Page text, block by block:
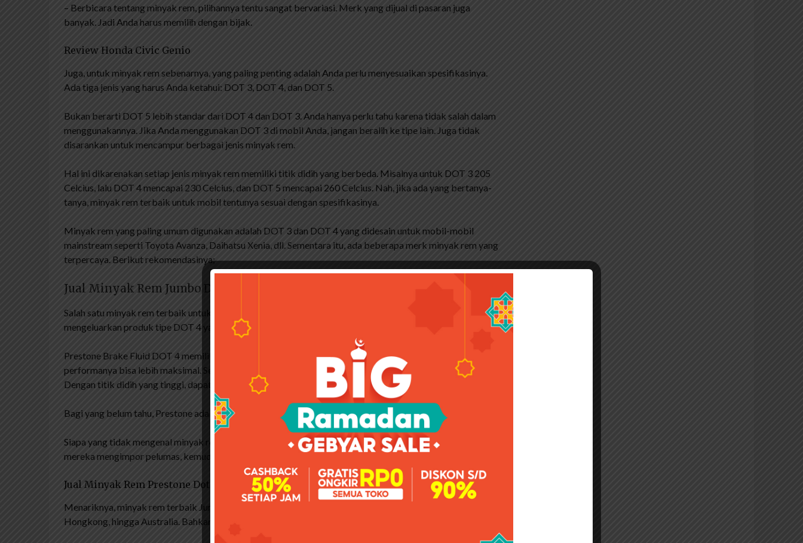
– Berbicara tentang minyak rem, pilihannya tentu sangat bervariasi. Merk yang dijual di pasaran juga
banyak. Jadi Anda harus memilih dengan bijak.
Review Honda Civic Genio
Juga, untuk minyak rem sebenarnya, yang paling penting adalah Anda perlu menyesuaikan spesifikasinya.
Ada tiga jenis yang harus Anda ketahui: DOT 3, DOT 4, dan DOT 5.
Bukan berarti DOT 5 lebih standar dari DOT 4 dan DOT 3. Anda hanya perlu tahu karena tidak salah dalam
menggunakannya. Jika Anda menggunakan DOT 3 di mobil Anda, jangan beralih ke tipe lain. Juga tidak
disarankan untuk mencampur berbagai jenis minyak rem.
Hal ini dikarenakan setiap jenis minyak rem memiliki titik didih yang berbeda. Misalnya untuk DOT 3 205
Celcius, lalu DOT 4 mencapai 230 Celcius, dan DOT 5 mencapai 260 Celcius. Nah, jika ada yang bertanya-
tanya, minyak rem terbaik untuk mobil tentunya sesuai dengan spesifikasinya.
Minyak rem yang paling umum digunakan adalah DOT 3 dan DOT 4 yang didesain untuk mobil-mobil
mainstream seperti Toyota Avanza, Daihatsu Xenia, dll. Sementara itu, ada beberapa merk minyak rem yang
terpercaya. Berikut rekomendasinya;
Jual Minyak Rem Jumbo Dot 3 300ml Netral Merah
Salah satu minyak rem terbaik untuk mobil adalah Minyak Rem Prestone. Menariknya, mereka
mengeluarkan produk tipe DOT 4 yang diklaim memiliki keunggulan titik didih lebih tinggi dari standar.
Prestone Brake Fluid DOT 4 memiliki titik didih yang mencapai spesifikasi DOT 5. Hal ini dilakukan agar
performanya bisa lebih maksimal. Selain itu, minyak rem mobil rentan terkontaminasi kandungan air.
Dengan titik didih yang tinggi, dapat menjaga kualitasnya.
Bagi yang belum tahu, Prestone adalah merek Amerika. Namun, sangat dikenal dan dipercaya di Indonesia.
Siapa yang tidak mengenal minyak rem jumbo. Produk ini sudah ada sejak tahun 1980 di Indonesia. Awalnya
mereka mengimpor pelumas, kemudian pada tahun 2000 mereka mulai memproduksi sendiri.
Jual Minyak Rem Prestone Dot 3 Brake Fluid Cairan Rem Bening Isi 1000 Ml
Menariknya, minyak rem terbaik Jumba diekspor ke berbagai negara seperti Taiwan, Singapura, China,
Hongkong, hingga Australia. Bahkan benua Afrika seperti Maladewa dan Rwanda juga terlibat.